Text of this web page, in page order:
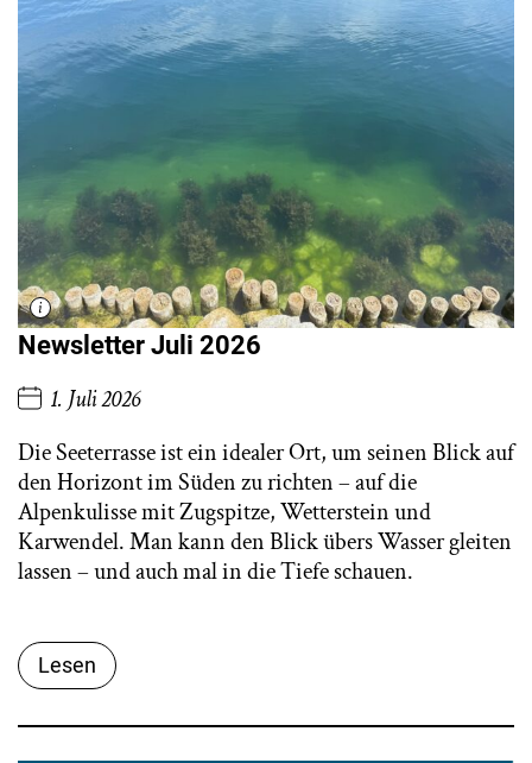
Newsletter Juli 2026
1. Juli 2026
Die Seeterrasse ist ein idealer Ort, um seinen Blick auf
den Horizont im Süden zu richten – auf die
Alpenkulisse mit Zugspitze, Wetterstein und
Karwendel. Man kann den Blick übers Wasser gleiten
lassen – und auch mal in die Tiefe schauen.
Lesen